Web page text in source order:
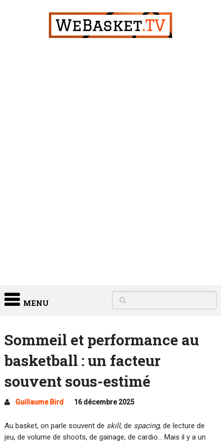
MENU
Sommeil et performance au
basketball : un facteur
souvent sous-estimé
Guillaume Bird 16 décembre 2025
Au basket, on parle souvent de skill, de spacing, de lecture de
jeu, de volume de shoots, de gainage, de cardio… Mais il y a un